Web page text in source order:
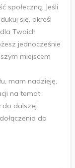
społeczną. Jeśli
się, określ
Twoich
jednocześnie
miejscem
mam nadzieję,
na temat
do dalszej
do